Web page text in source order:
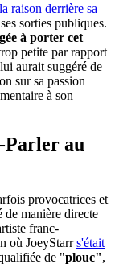
la raison derrière sa
sorties publiques.
à porter cet
petite par rapport
aurait suggéré de
sur sa passion
à son
Parler au
provocatrices et
de manière directe
franc-
où JoeyStarrs'était
de "plouc",